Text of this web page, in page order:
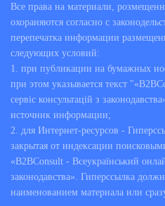
близкие
правопорядка;
граждане, которые
судопроизводстве;
работники суда;
внештатные
штата;
непосредственные
которые
общественного
военнослужащие,
Все права на материали,
охораняются согласно с
перепечатка информации
следующих условий:
1. при публикации на бумажных
при этом указывается текст
сервіс консультацій з
источник информации;
2. для Интернет-ресурсов -
закрытая от индексации
«B2BConsult - Всеукраїнський
законодавства». Гиперссылка
наименованием материала или